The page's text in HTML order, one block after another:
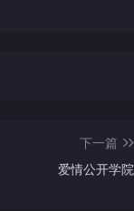
下一篇
爱情公开学院